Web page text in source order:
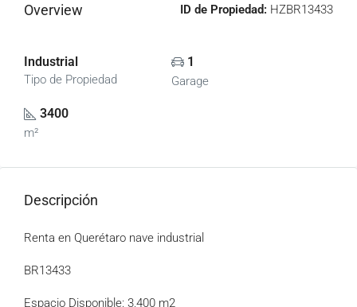
Overview ID de Propiedad: HZBR13433
Industrial
Tipo de Propiedad
1
Garage
3400
m²
Descripción
Renta en Querétaro nave industrial
BR13433
Espacio Disponible: 3,400 m2